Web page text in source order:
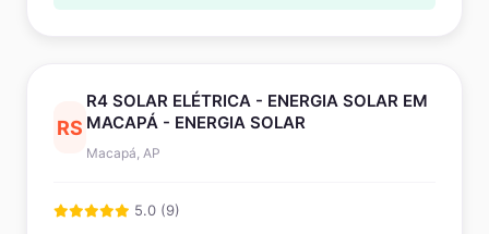
RS
R4 SOLAR ELÉTRICA - ENERGIA SOLAR EM
MACAPÁ - ENERGIA SOLAR
Macapá, AP
5.0 (9)